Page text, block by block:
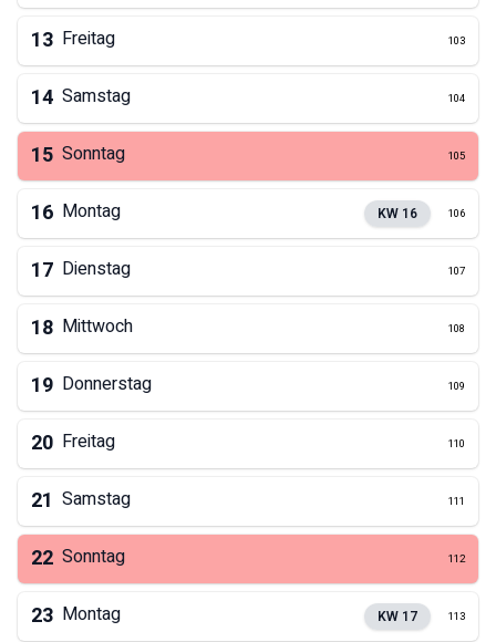
13 Freitag 103
14 Samstag 104
15 Sonntag 105
16 Montag KW 16 106
17 Dienstag 107
18 Mittwoch 108
19 Donnerstag 109
20 Freitag 110
21 Samstag 111
22 Sonntag 112
23 Montag KW 17 113